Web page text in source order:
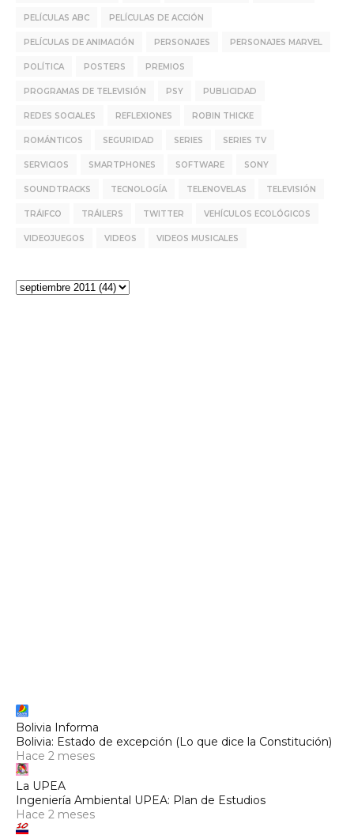
PELÍCULAS ABC PELÍCULAS DE ACCIÓN
PELÍCULAS DE ANIMACIÓN PERSONAJES PERSONAJES MARVEL
POLÍTICA POSTERS PREMIOS
PROGRAMAS DE TELEVISIÓN PSY PUBLICIDAD
REDES SOCIALES REFLEXIONES ROBIN THICKE
ROMÁNTICOS SEGURIDAD SERIES SERIES TV
SERVICIOS SMARTPHONES SOFTWARE SONY
SOUNDTRACKS TECNOLOGÍA TELENOVELAS TELEVISIÓN
TRÁIFCO TRÁILERS TWITTER VEHÍCULOS ECOLÓGICOS
VIDEOJUEGOS VIDEOS VIDEOS MUSICALES
Bolivia Informa
Bolivia: Estado de excepción (Lo que dice la Constitución)
Hace 2 meses
La UPEA
Ingeniería Ambiental UPEA: Plan de Estudios
Hace 2 meses